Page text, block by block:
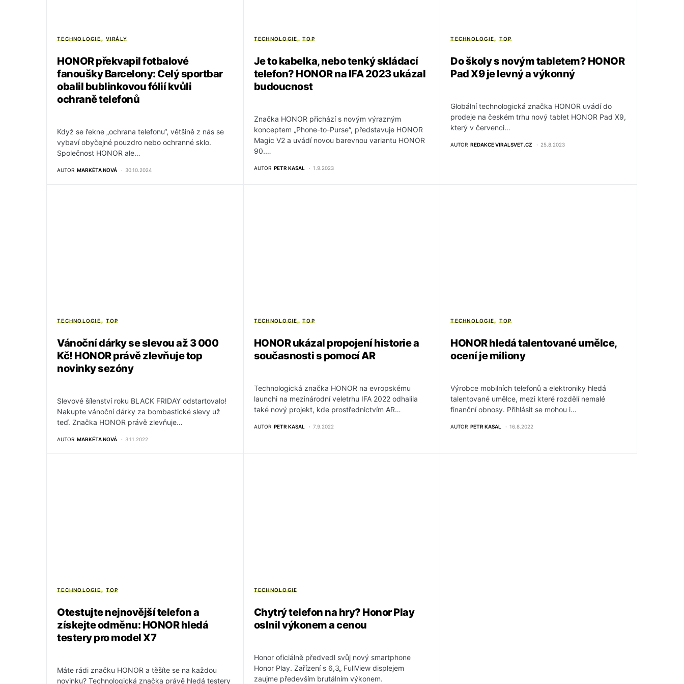
TECHNOLOGIE VIRÁLY
HONOR překvapil fotbalové
fanoušky Barcelony: Celý sportbar
obalil bublinkovou fólií kvůli
ochraně telefonů
Když se řekne „ochrana telefonu“, většině z nás se
vybaví obyčejné pouzdro nebo ochranné sklo.
Společnost HONOR ale…
AUTOR MARKÉTA NOVÁ 30.10.2024
TECHNOLOGIE TOP
Je to kabelka, nebo tenký skládací
telefon? HONOR na IFA 2023 ukázal
budoucnost
Značka HONOR přichází s novým výrazným
konceptem „Phone-to-Purse“, představuje HONOR
Magic V2 a uvádí novou barevnou variantu HONOR
90.…
AUTOR PETR KASAL 1.9.2023
TECHNOLOGIE TOP
Do školy s novým tabletem? HONOR
Pad X9 je levný a výkonný
Globální technologická značka HONOR uvádí do
prodeje na českém trhu nový tablet HONOR Pad X9,
který v červenci…
AUTOR REDAKCE VIRALSVET.CZ 25.8.2023
TECHNOLOGIE TOP
Vánoční dárky se slevou až 3 000
Kč! HONOR právě zlevňuje top
novinky sezóny
Slevové šílenství roku BLACK FRIDAY odstartovalo!
Nakupte vánoční dárky za bombastické slevy už
teď. Značka HONOR právě zlevňuje…
AUTOR MARKÉTA NOVÁ 3.11.2022
TECHNOLOGIE TOP
HONOR ukázal propojení historie a
současnosti s pomocí AR
Technologická značka HONOR na evropskému
launchi na mezinárodní veletrhu IFA 2022 odhalila
také nový projekt, kde prostřednictvím AR…
AUTOR PETR KASAL 7.9.2022
TECHNOLOGIE TOP
HONOR hledá talentované umělce,
ocení je miliony
Výrobce mobilních telefonů a elektroniky hledá
talentované umělce, mezi které rozdělí nemalé
finanční obnosy. Přihlásit se mohou i…
AUTOR PETR KASAL 16.8.2022
TECHNOLOGIE TOP
Otestujte nejnovější telefon a
získejte odměnu: HONOR hledá
testery pro model X7
Máte rádi značku HONOR a těšíte se na každou
novinku? Technologická značka právě hledá testery
TECHNOLOGIE
Chytrý telefon na hry? Honor Play
oslnil výkonem a cenou
Honor oficiálně předvedl svůj nový smartphone
Honor Play. Zařízení s 6,3„ FullView displejem
zaujme především brutálním výkonem.